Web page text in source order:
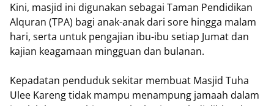
Kini, masjid ini digunakan sebagai Taman Pendidikan
Alquran (TPA) bagi anak-anak dari sore hingga malam
hari, serta untuk pengajian ibu-ibu setiap Jumat dan
kajian keagamaan mingguan dan bulanan.
Kepadatan penduduk sekitar membuat Masjid Tuha
Ulee Kareng tidak mampu menampung jamaah dalam